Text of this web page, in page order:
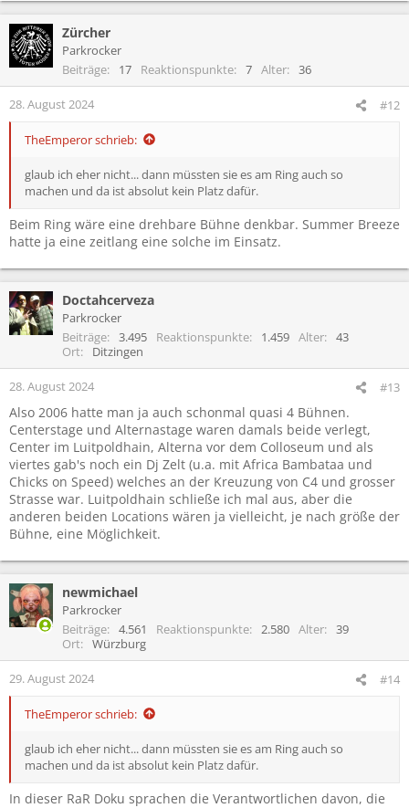
Zürcher
Parkrocker
Beiträge
17 Reaktionspunkte 7 Alter 36
28. August 2024 #12
TheEmperor schrieb:
glaub ich eher nicht... dann müssten sie es am Ring auch so
machen und da ist absolut kein Platz dafür.
Beim Ring wäre eine drehbare Bühne denkbar. Summer Breeze
hatte ja eine zeitlang eine solche im Einsatz.
Doctahcerveza
Parkrocker
Beiträge
3.495 Reaktionspunkte 1.459 Alter
43
Ort
Ditzingen
28. August 2024 #13
Also 2006 hatte man ja auch schonmal quasi 4 Bühnen.
Centerstage und Alternastage waren damals beide verlegt,
Center im Luitpoldhain, Alterna vor dem Colloseum und als
viertes gab's noch ein Dj Zelt (u.a. mit Africa Bambataa und
Chicks on Speed) welches an der Kreuzung von C4 und grosser
Strasse war. Luitpoldhain schließe ich mal aus, aber die
anderen beiden Locations wären ja vielleicht, je nach größe der
Bühne, eine Möglichkeit.
newmichael
Parkrocker
Beiträge
4.561 Reaktionspunkte 2.580 Alter
39
Ort
Würzburg
29. August 2024 #14
TheEmperor schrieb:
glaub ich eher nicht... dann müssten sie es am Ring auch so
machen und da ist absolut kein Platz dafür.
In dieser RaR Doku sprachen die Verantwortlichen davon, die